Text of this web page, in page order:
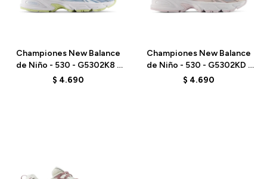
Championes New Balance
de Niño - 530 - G5302K8 -
GREY
$ 4.690
Championes New Balance
de Niño - 530 - G5302KD -
PINK
$ 4.690